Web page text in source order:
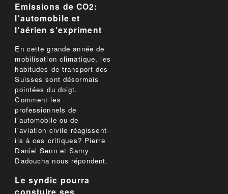
Emissions de CO2:
l'automobile et
l'aérien s'expriment
En cette grande année de
mobilisation climatique, les
habitudes de transport des
Suisses sont désormais
pointées du doigt.
Comment les
professionnels de
l'automobile ou de
l'aviation civile réagissent-
ils à ces critiques? Pierre
Daniel Senn et Samy
Dadoucha nous répondent.
Le syndic pourra
constuire ses